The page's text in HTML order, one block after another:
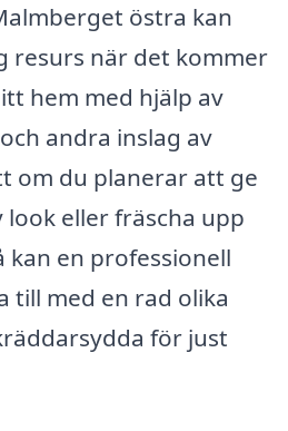
östra kan
resurs när det kommer
hem med hjälp av
andra inslag av
om du planerar att ge
eller fräscha upp
kan en professionell
till med en rad olika
för just